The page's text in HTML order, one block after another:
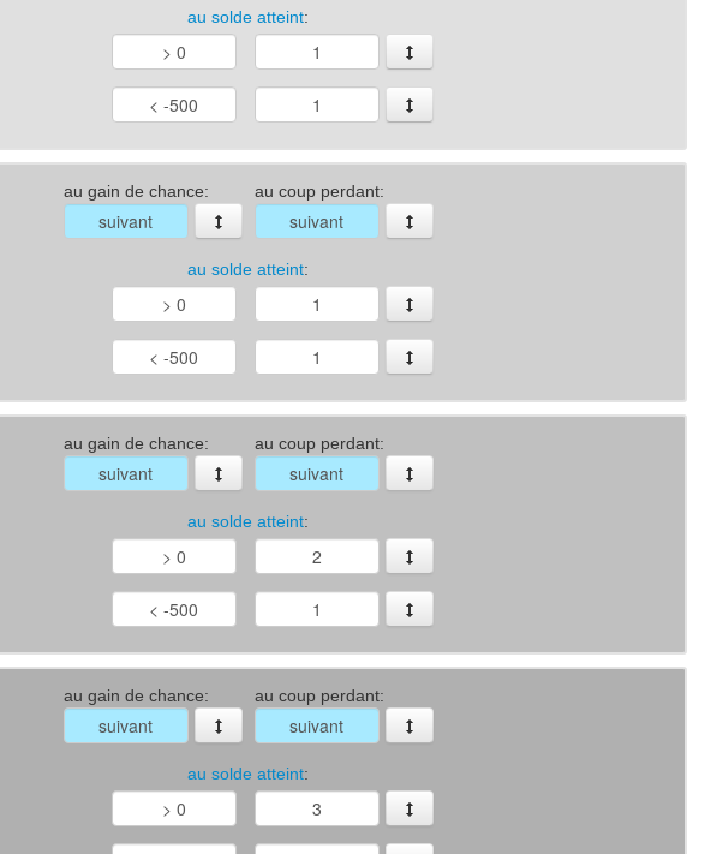
au solde atteint:
au gain de chance: au coup perdant:
au solde atteint:
au gain de chance: au coup perdant:
au solde atteint:
au gain de chance: au coup perdant:
au solde atteint: